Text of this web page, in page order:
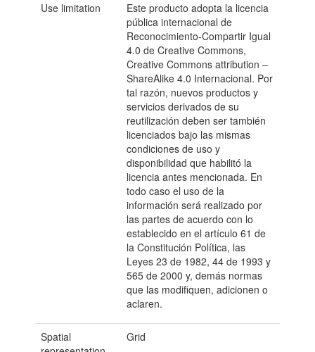
Use limitation
Este producto adopta la licencia
pública internacional de
Reconocimiento-Compartir Igual
4.0 de Creative Commons,
Creative Commons attribution –
ShareAlike 4.0 Internacional. Por
tal razón, nuevos productos y
servicios derivados de su
reutilización deben ser también
licenciados bajo las mismas
condiciones de uso y
disponibilidad que habilitó la
licencia antes mencionada. En
todo caso el uso de la
información será realizado por
las partes de acuerdo con lo
establecido en el artículo 61 de
la Constitución Política, las
Leyes 23 de 1982, 44 de 1993 y
565 de 2000 y, demás normas
que las modifiquen, adicionen o
aclaren.
Spatial
Grid